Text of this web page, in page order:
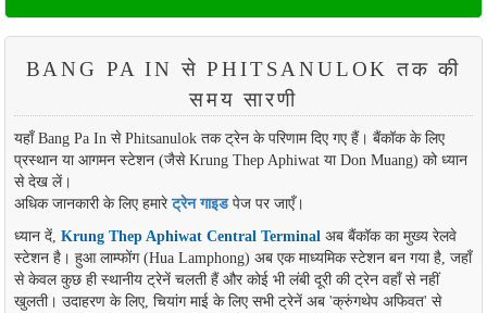
BANG PA IN से PHITSANULOK तक की
समय सारणी
यहाँ Bang Pa In से Phitsanulok तक ट्रेन के परिणाम दिए गए हैं। बैंकॉक के लिए
प्रस्थान या आगमन स्टेशन (जैसे Krung Thep Aphiwat या Don Muang) को ध्यान
से देख लें।
अधिक जानकारी के लिए हमारेट्रेन गाइडपेज पर जाएँ।
ध्यान दें, Krung Thep Aphiwat Central Terminalअब बैंकॉक का मुख्य रेलवे
स्टेशन है। हुआ लाम्फोंग (Hua Lamphong) अब एक माध्यमिक स्टेशन बन गया है, जहाँ
से केवल कुछ ही स्थानीय ट्रेनें चलती हैं और कोई भी लंबी दूरी की ट्रेन वहाँ से नहीं
खुलती। उदाहरण के लिए, चियांग माई के लिए सभी ट्रेनें अब 'क्रुंगथेप अफिवत' से